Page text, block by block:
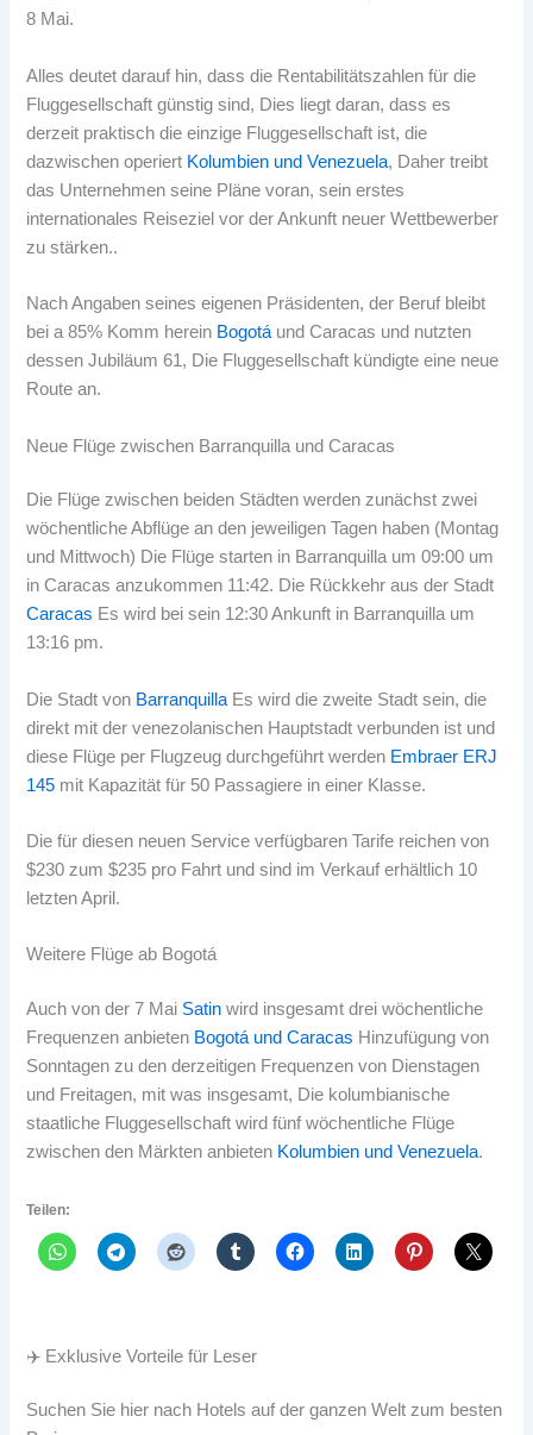
8 Mai.
Alles deutet darauf hin, dass die Rentabilitätszahlen für die
Fluggesellschaft günstig sind, Dies liegt daran, dass es
derzeit praktisch die einzige Fluggesellschaft ist, die
dazwischen operiert Kolumbien und Venezuela, Daher treibt
das Unternehmen seine Pläne voran, sein erstes
internationales Reiseziel vor der Ankunft neuer Wettbewerber
zu stärken..
Nach Angaben seines eigenen Präsidenten, der Beruf bleibt
bei a 85% Komm herein Bogotá und Caracas und nutzten
dessen Jubiläum 61, Die Fluggesellschaft kündigte eine neue
Route an.
Neue Flüge zwischen Barranquilla und Caracas
Die Flüge zwischen beiden Städten werden zunächst zwei
wöchentliche Abflüge an den jeweiligen Tagen haben (Montag
und Mittwoch) Die Flüge starten in Barranquilla um 09:00 um
in Caracas anzukommen 11:42. Die Rückkehr aus der Stadt
Caracas Es wird bei sein 12:30 Ankunft in Barranquilla um
13:16 pm.
Die Stadt von Barranquilla Es wird die zweite Stadt sein, die
direkt mit der venezolanischen Hauptstadt verbunden ist und
diese Flüge per Flugzeug durchgeführt werden Embraer ERJ
145 mit Kapazität für 50 Passagiere in einer Klasse.
Die für diesen neuen Service verfügbaren Tarife reichen von
$230 zum $235 pro Fahrt und sind im Verkauf erhältlich 10
letzten April.
Weitere Flüge ab Bogotá
Auch von der 7 Mai Satin wird insgesamt drei wöchentliche
Frequenzen anbieten Bogotá und Caracas Hinzufügung von
Sonntagen zu den derzeitigen Frequenzen von Dienstagen
und Freitagen, mit was insgesamt, Die kolumbianische
staatliche Fluggesellschaft wird fünf wöchentliche Flüge
zwischen den Märkten anbieten Kolumbien und Venezuela.
Teilen:
✈️ Exklusive Vorteile für Leser
Suchen Sie hier nach Hotels auf der ganzen Welt zum besten